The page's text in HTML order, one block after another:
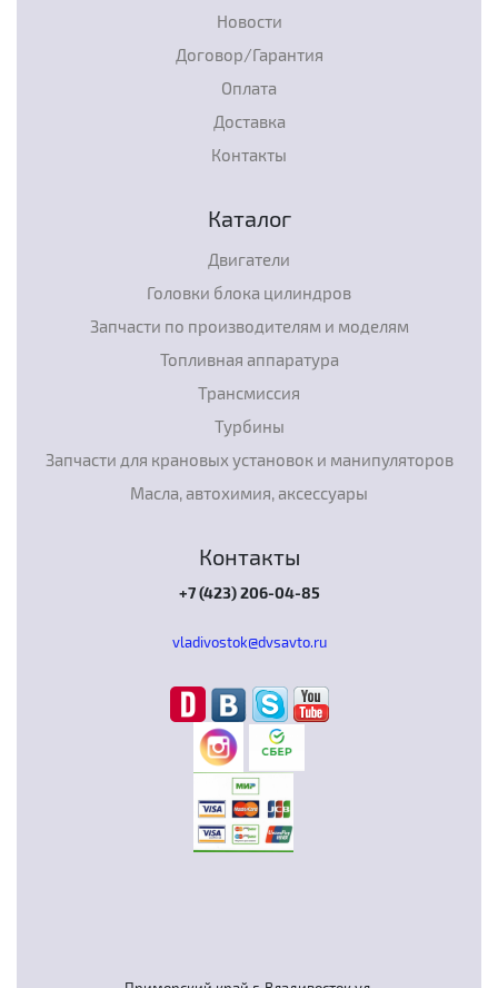
Новости
Договор/Гарантия
Оплата
Доставка
Контакты
Каталог
Двигатели
Головки блока цилиндров
Запчасти по производителям и моделям
Топливная аппаратура
Трансмиссия
Турбины
Запчасти для крановых установок и манипуляторов
Масла, автохимия, аксессуары
Контакты
+7 (423) 206-04-85
vladivostok@dvsavto.ru